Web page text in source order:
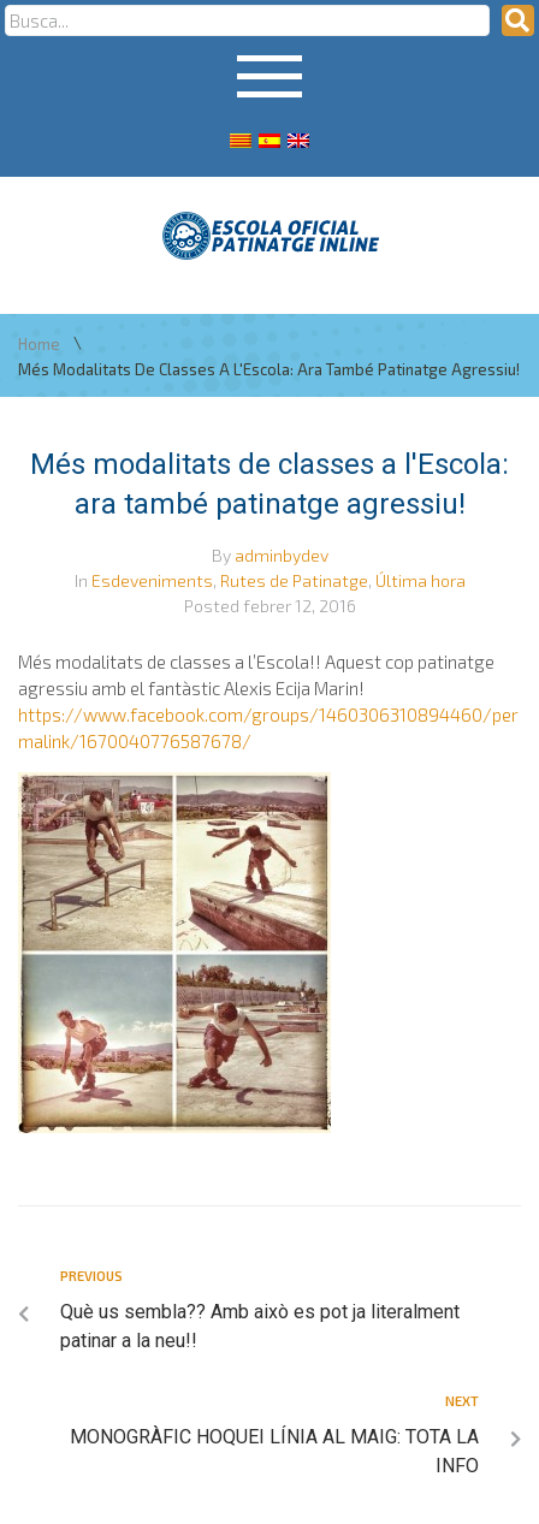
Home
\
Més Modalitats De Classes A L'Escola: Ara També Patinatge Agressiu!
Més modalitats de classes a l'Escola:
ara també patinatge agressiu!
By adminbydev
In Esdeveniments, Rutes de Patinatge, Última hora
Posted febrer 12, 2016
Més modalitats de classes a l’Escola!! Aquest cop patinatge
agressiu amb el fantàstic Alexis Ecija Marin!
https://www.facebook.com/groups/1460306310894460/per
malink/1670040776587678/
PREVIOUS
Què us sembla?? Amb això es pot ja literalment
patinar a la neu!!
NEXT
MONOGRÀFIC HOQUEI LÍNIA AL MAIG: TOTA LA
INFO